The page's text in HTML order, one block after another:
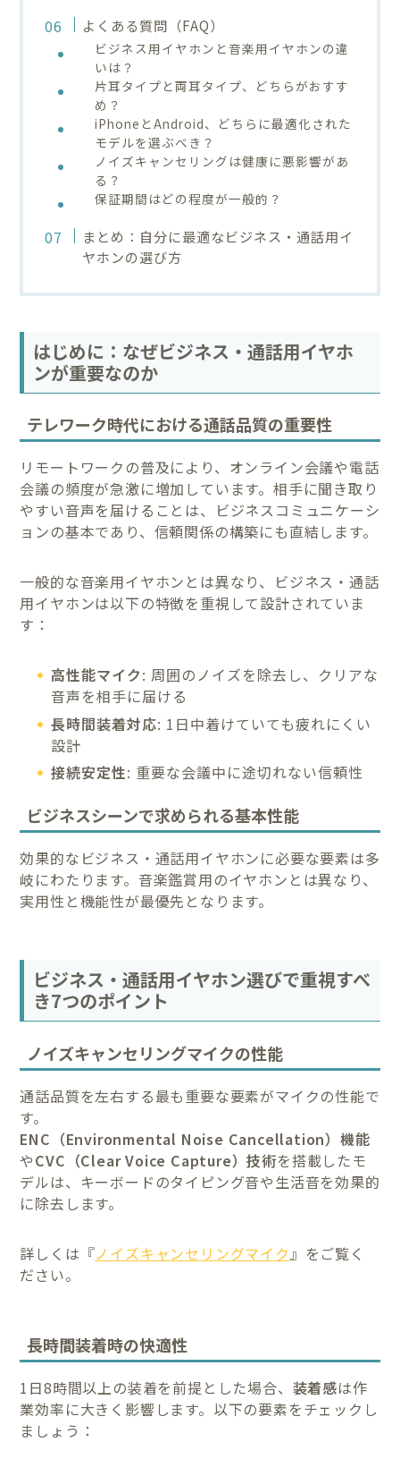
よくある質問（FAQ）
ビジネス用イヤホンと音楽用イヤホンの違
いは？
片耳タイプと両耳タイプ、どちらがおすす
め？
iPhoneとAndroid、どちらに最適化された
モデルを選ぶべき？
ノイズキャンセリングは健康に悪影響があ
る？
保証期間はどの程度が一般的？
まとめ：自分に最適なビジネス・通話用イ
ヤホンの選び方
はじめに：なぜビジネス・通話用イヤホ
ンが重要なのか
テレワーク時代における通話品質の重要性
リモートワークの普及により、オンライン会議や電話
会議の頻度が急激に増加しています。相手に聞き取り
やすい音声を届けることは、ビジネスコミュニケーシ
ョンの基本であり、信頼関係の構築にも直結します。
一般的な音楽用イヤホンとは異なり、ビジネス・通話
用イヤホンは以下の特徴を重視して設計されていま
す：
高性能マイク: 周囲のノイズを除去し、クリアな
音声を相手に届ける
長時間装着対応: 1日中着けていても疲れにくい
設計
接続安定性: 重要な会議中に途切れない信頼性
ビジネスシーンで求められる基本性能
効果的なビジネス・通話用イヤホンに必要な要素は多
岐にわたります。音楽鑑賞用のイヤホンとは異なり、
実用性と機能性が最優先となります。
ビジネス・通話用イヤホン選びで重視すべ
き7つのポイント
ノイズキャンセリングマイクの性能
通話品質を左右する最も重要な要素がマイクの性能で
す。
ENC（Environmental Noise Cancellation）機能
やCVC（Clear Voice Capture）技術を搭載したモ
デルは、キーボードのタイピング音や生活音を効果的
に除去します。
詳しくは『ノイズキャンセリングマイク 』をご覧く
ださい。
長時間装着時の快適性
1日8時間以上の装着を前提とした場合、 装着感は作
業効率に大きく影響します。以下の要素をチェックし
ましょう：